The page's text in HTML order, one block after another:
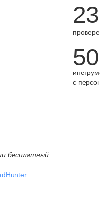
с
бесплатный